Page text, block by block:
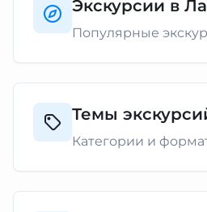
Экскурсии в
Популярные
Темы
Категории и